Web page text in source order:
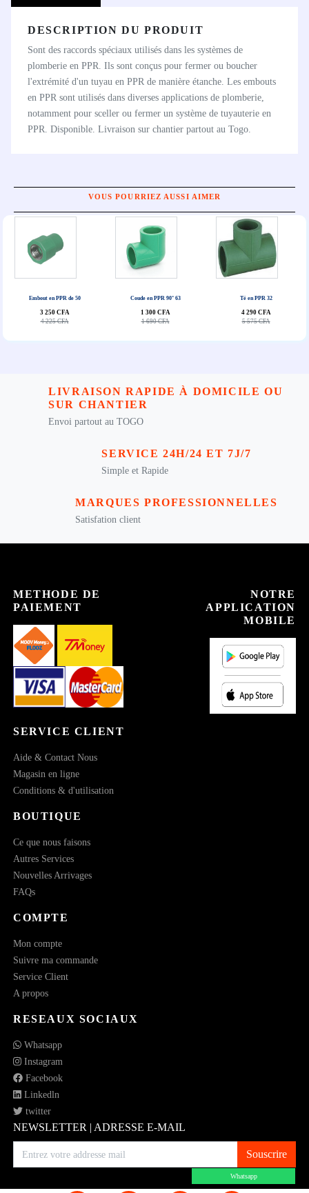
DESCRIPTION DU PRODUIT
Sont des raccords spéciaux utilisés dans les systèmes de
plomberie en PPR. Ils sont conçus pour fermer ou boucher
l'extrémité d'un tuyau en PPR de manière étanche. Les embouts
en PPR sont utilisés dans diverses applications de plomberie,
notamment pour sceller ou fermer un système de tuyauterie en
PPR. Disponible. Livraison sur chantier partout au Togo.
VOUS POURRIEZ AUSSI AIMER
Embout en PPR de 50
3 250 CFA
4 225 CFA
Coude en PPR 90° 63
1 300 CFA
1 690 CFA
Té en PPR 32
4 290 CFA
5 575 CFA
LIVRAISON RAPIDE À DOMICILE OU
SUR CHANTIER
Envoi partout au TOGO
SERVICE 24H/24 ET 7J/7
Simple et Rapide
MARQUES PROFESSIONNELLES
Satisfation client
Whatsapp
METHODE DE
PAIEMENT
NOTRE
APPLICATION
MOBILE
SERVICE CLIENT
Aide & Contact Nous
Magasin en ligne
Conditions & d'utilisation
BOUTIQUE
Ce que nous faisons
Autres Services
Nouvelles Arrivages
FAQs
COMPTE
Mon compte
Suivre ma commande
Service Client
A propos
RESEAUX SOCIAUX
Whatsapp
Instagram
Facebook
Linkedln
twitter
NEWSLETTER | ADRESSE E-MAIL
Souscrire